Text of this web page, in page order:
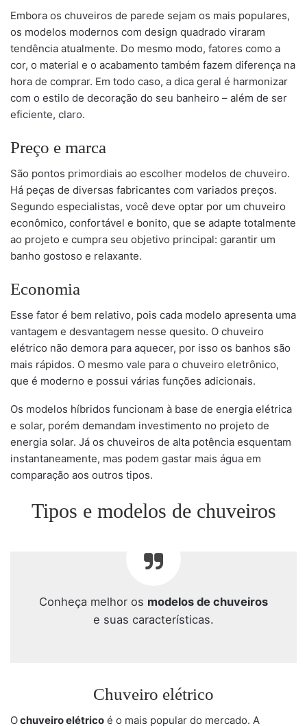
Embora os chuveiros de parede sejam os mais populares,
os modelos modernos com design quadrado viraram
tendência atualmente. Do mesmo modo, fatores como a
cor, o material e o acabamento também fazem diferença na
hora de comprar. Em todo caso, a dica geral é harmonizar
com o estilo de decoração do seu banheiro – além de ser
eficiente, claro.
Preço e marca
São pontos primordiais ao escolher modelos de chuveiro.
Há peças de diversas fabricantes com variados preços.
Segundo especialistas, você deve optar por um chuveiro
econômico, confortável e bonito, que se adapte totalmente
ao projeto e cumpra seu objetivo principal: garantir um
banho gostoso e relaxante.
Economia
Esse fator é bem relativo, pois cada modelo apresenta uma
vantagem e desvantagem nesse quesito. O chuveiro
elétrico não demora para aquecer, por isso os banhos são
mais rápidos. O mesmo vale para o chuveiro eletrônico,
que é moderno e possui várias funções adicionais.
Os modelos híbridos funcionam à base de energia elétrica
e solar, porém demandam investimento no projeto de
energia solar. Já os chuveiros de alta potência esquentam
instantaneamente, mas podem gastar mais água em
comparação aos outros tipos.
Tipos e modelos de chuveiros
Conheça melhor os modelos de chuveiros
e suas características.
Chuveiro elétrico
Ochuveiro elétrico é o mais popular do mercado. A